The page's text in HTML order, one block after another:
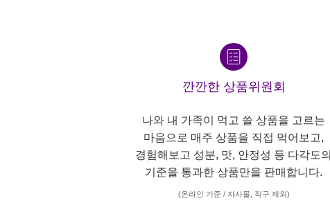
깐깐한 상품위원회
나와 내 가족이 먹고 쓸 상품을 고르는
마음으로 매주 상품을 직접 먹어보고,
경험해보고 성분, 맛, 안정성 등 다각도의
기준을 통과한 상품만을 판매합니다.
(온라인 기준 / 자사몰, 직구 제외)